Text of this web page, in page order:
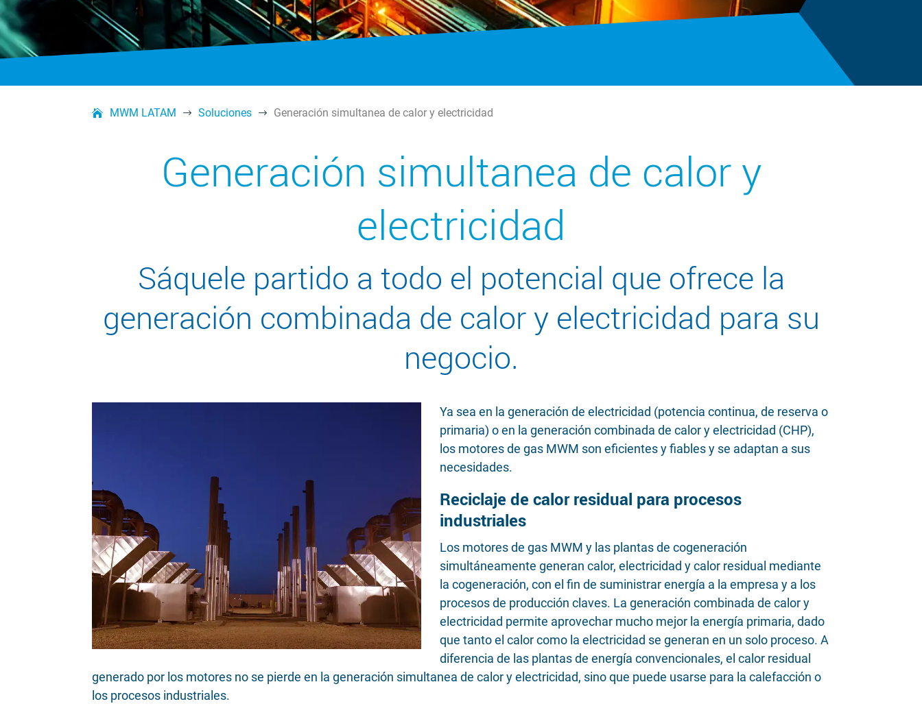
MWM LATAM $ Soluciones $ Generación simultanea de calor y electricidad
Generación simultanea de calor y
electricidad
Sáquele partido a todo el potencial que ofrece la
generación combinada de calor y electricidad para su
negocio.
Ya sea en la generación de electricidad (potencia continua, de reserva o
primaria) o en la generación combinada de calor y electricidad (CHP),
los motores de gas MWM son eficientes y fiables y se adaptan a sus
necesidades.
Reciclaje de calor residual para procesos
industriales
Los motores de gas MWM y las plantas de cogeneración
simultáneamente generan calor, electricidad y calor residual mediante
la cogeneración, con el fin de suministrar energía a la empresa y a los
procesos de producción claves. La generación combinada de calor y
electricidad permite aprovechar mucho mejor la energía primaria, dado
que tanto el calor como la electricidad se generan en un solo proceso. A
diferencia de las plantas de energía convencionales, el calor residual
generado por los motores no se pierde en la generación simultanea de calor y electricidad, sino que puede usarse para la calefacción o
los procesos industriales.